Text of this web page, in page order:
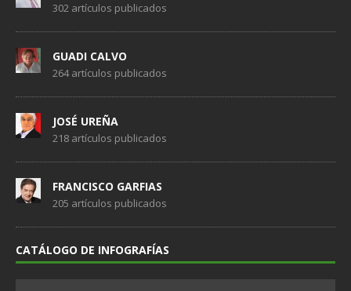
302 artículos publicados
GUADI CALVO
264 artículos publicados
JOSÉ UREÑA
218 artículos publicados
FRANCISCO GARFIAS
205 artículos publicados
CATÁLOGO DE INFOGRAFÍAS